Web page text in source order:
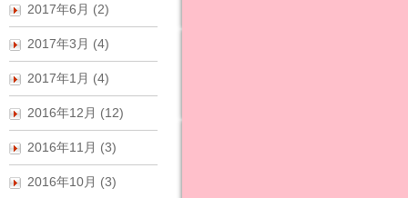
2017年6月 (2)
2017年3月 (4)
2017年1月 (4)
2016年12月 (12)
2016年11月 (3)
2016年10月 (3)